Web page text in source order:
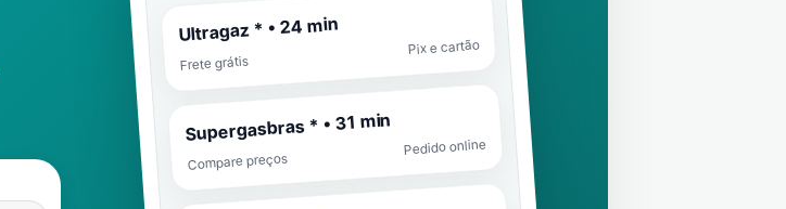
Ultragaz * • 24 min
Frete grátis
Pix e cartão
Supergasbras * • 31 min
Compare preços
Pedido online